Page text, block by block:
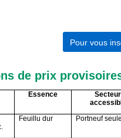
Pour vous
de prix
Essence
Secteur
Feuillu dur Portneuf